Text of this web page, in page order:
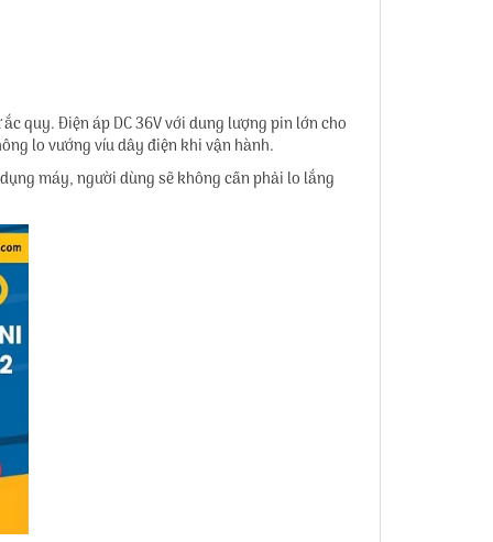
quy. Điện áp DC 36V với dung lượng pin lớn cho
lo vướng víu dây điện khi vận hành.
máy, người dùng sẽ không cần phải lo lắng